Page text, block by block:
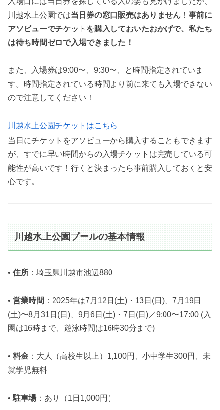
川越水上公園では当日券の窓口販売はありません ！ 事前に
アソビューでチケットを購入しておいたおかげで、私たち
は待ち時間ゼロで入場できました！
また、入場券は9:00〜、9:30〜、と時間指定されていま
す。時間指定されている時間より前に来ても入場できない
ので注意してください！
川越水上公園チケットはこちら
当日にチケットをアソビューから購入することもできます
が、すでに早い時間からの入場チケットは完売している可
能性が高いです！行くと決まったら事前購入しておくと安
心です。
川越水上公園プールの基本情報
• 住所 ：埼玉県川越市池辺880
• 営業時間 ：2025年は7月12日(土)・13日(日)、7月19日
(土)〜8月31日(日)、9月6日(土)・7日(日)／9:00〜17:00 (入
園は16時まで、遊泳時間は16時30分まで)
• 料金 ：大人（高校生以上）1,100円、小中学生300円、未
就学児無料
• 駐車場：あり（1日1,000円）